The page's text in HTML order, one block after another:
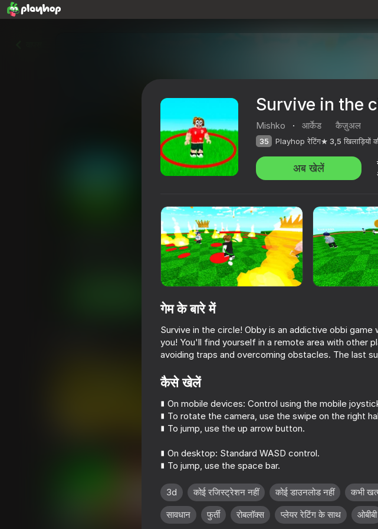
Survive in the circle! Obby
3,5 खिलाड़ियों की रेटिंग 6+
Mishko
28
Flappy Dunk: Sink It!
46
Survive in the
Mishko · आर्केड कैज़ुअल
35 Playhop रेटिंग 3,5 खिलाड़ियों
अब खेलें
गेम के बारे में
Survive in the circle! Obby is an addictive obbi
you! You'll find yourself in a remote area with other
avoiding traps and overcoming obstacles. The last
कैसे खेलें
∎ On mobile devices: Control using the mobile
∎ To rotate the camera, use the swipe on the right
∎ To jump, use the up arrow button.
∎ On desktop: Standard WASD control.
∎ To jump, use the space bar.
3d कोई रजिस्ट्रेशन नहीं कोई डाउनलोड नहीं कभी
सावधान
फुर्ती रोबलॉक्स प्लेयर रेटिंग के साथ ओबीबी